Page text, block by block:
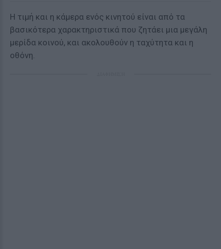
Η τιμή και η κάμερα ενός κινητού είναι από τα
βασικότερα χαρακτηριστικά που ζητάει μια μεγάλη
μερίδα κοινού, και ακολουθούν η ταχύτητα και η
οθόνη.